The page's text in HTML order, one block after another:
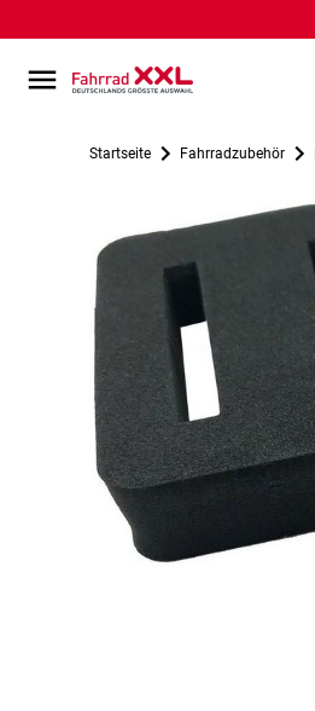
Startseite Fahrradzubehör